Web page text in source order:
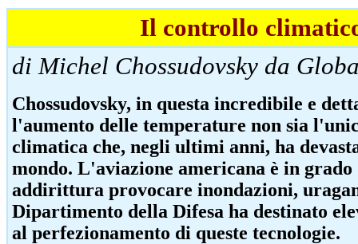
Il controllo
di Michel Chossudovsky da
Chossudovsky, in questa incredibile e
l'aumento delle temperature non sia
climatica che, negli ultimi anni, ha
mondo. L'aviazione americana è in
addirittura provocare inondazioni,
Dipartimento della Difesa ha destinato
al perfezionamento di queste tecnologie.